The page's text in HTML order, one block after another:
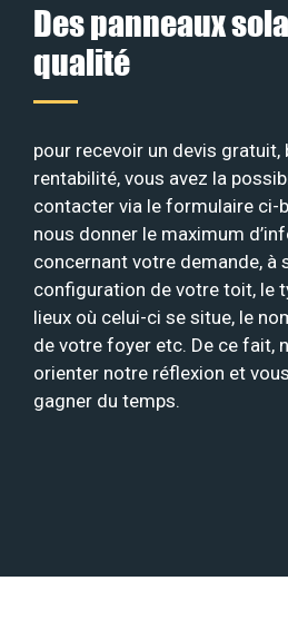
Des panneaux
qualité
pour recevoir un devis gratuit,
rentabilité, vous avez la
contacter via le formulaire ci-
nous donner le maximum
concernant votre demande, à
configuration de votre toit, le
lieux où celui-ci se situe, le
de votre foyer etc. De ce fait,
orienter notre réflexion et
gagner du temps.